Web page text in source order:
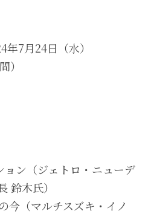
年7月24日（水）
）
ョン（ジェトロ・ニューデ
鈴木氏）
今（マルチスズキ・イノ